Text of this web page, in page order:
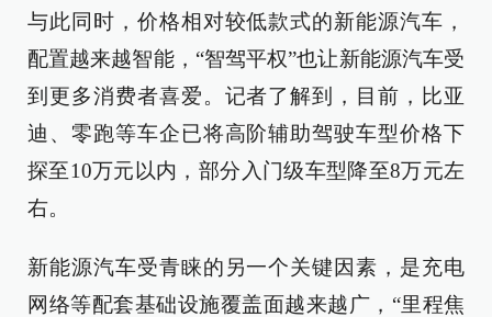
与此同时，价格相对较低款式的新能源汽车，
配置越来越智能，“智驾平权”也让新能源汽车受
到更多消费者喜爱。记者了解到，目前，比亚
迪、零跑等车企已将高阶辅助驾驶车型价格下
探至10万元以内，部分入门级车型降至8万元左
右。
新能源汽车受青睐的另一个关键因素，是充电
网络等配套基础设施覆盖面越来越广，“里程焦